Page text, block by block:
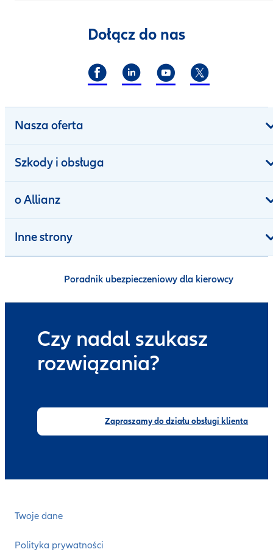
Dołącz do nas
Nasza oferta
Szkody i obsługa
o Allianz
Inne strony
Czy nadal szukasz
rozwiązania?
Zapraszamy do działu obsługi klienta
Twoje dane
Polityka prywatności
Poradnik ubezpieczeniowy dla kierowcy